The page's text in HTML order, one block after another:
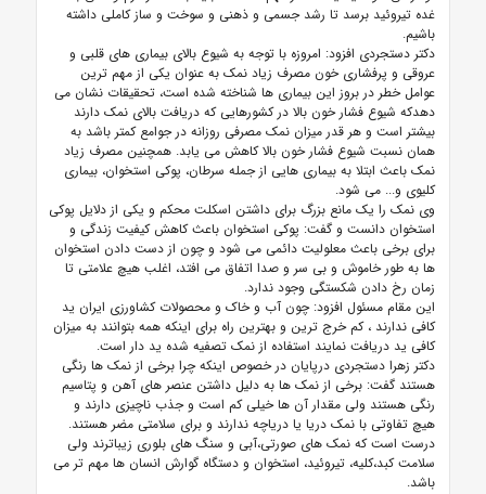
غده تیروئید برسد تا رشد جسمی و ذهنی و سوخت و ساز کاملی داشته
باشیم.
دکتر دستجردی افزود: امروزه با توجه به شیوع بالای بیماری های قلبی و
عروقی و پرفشاری خون مصرف زیاد نمک به عنوان یکی از مهم ترین
عوامل خطر در بروز این بیماری ها شناخته شده است، تحقیقات نشان می
دهدکه شیوع فشار خون بالا در کشورهایی که دریافت بالای نمک دارند
بیشتر است و هر قدر میزان نمک مصرفی روزانه در جوامع کمتر باشد به
همان نسبت شیوع فشار خون بالا کاهش می یابد. همچنین مصرف زیاد
نمک باعث ابتلا به بیماری هایی از جمله سرطان، پوکی استخوان، بیماری
کلیوی و... می شود.
وی نمک را یک مانع بزرگ برای داشتن اسکلت محکم و یکی از دلایل پوکی
استخوان دانست و گفت: پوکی استخوان باعث کاهش کیفیت زندگی و
برای برخی باعث معلولیت دائمی می شود و چون از دست دادن استخوان
ها به طور خاموش و بی سر و صدا اتفاق می افتد، اغلب هیچ علامتی تا
زمان رخ دادن شکستگی وجود ندارد.
این مقام مسئول افزود: چون آب و خاک و محصولات کشاورزی ایران ید
کافی ندارند ، کم خرج ترین و بهترین راه برای اینکه همه بتوانند به میزان
کافی ید دریافت نمایند استفاده از نمک تصفیه شده ید دار است.
دکتر زهرا دستجردی درپایان در خصوص اینکه چرا برخی از نمک ها رنگی
هستند گفت: برخی از نمک ها به دلیل داشتن عنصر های آهن و پتاسیم
رنگی هستند ولی مقدار آن ها خیلی کم است و جذب ناچیزی دارند و
هیچ تفاوتی با نمک دریا یا دریاچه ندارند و برای سلامتی مضر هستند.
درست است که نمک های صورتی،آبی و سنگ های بلوری زیباترند ولی
سلامت کبد،کلیه، تیروئید، استخوان و دستگاه گوارش انسان ها مهم تر می
باشد.